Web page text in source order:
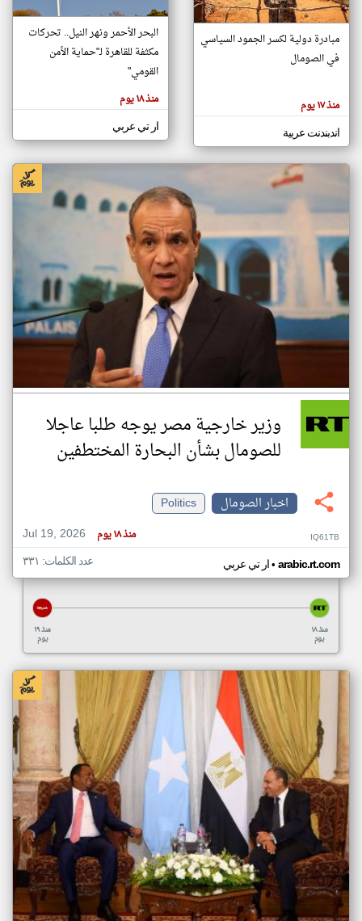
تغيير الدولة
مصادر الأخبار من الصومال
اخبار الصومال على مدار الساعة
أهم اخبار الصومال العاجلة والمباشرة
هنا عن
وجهة
كاتبيها.
مبادرة دولية لكسر الجمود السياسي
في الصومال
منذ ١٧ يوم
اندبندنت عربية
البحر الأحمر ونهر النيل.. تحركات
مكثفة للقاهرة لـ"حماية الأمن
القومي"
منذ ١٨ يوم
ار تي عربي
وزير خارجية مصر يوجه طلبا عاجلا
للصومال بشأن البحارة المختطفين
اخبار الصومال
Politics
Jul 19, 2026
منذ ١٨ يوم IQ61TB
ار تي عربي• arabic.rt.com عدد الكلمات: ٣٣١
منذ ١٩
يوم
منذ ١٨
يوم
klyoum.com